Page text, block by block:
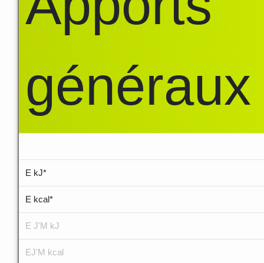
généraux
E kJ*
E kcal*
E J'M kJ
EJ'M kcal